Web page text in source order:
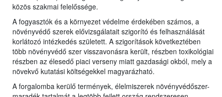
közös szakmai felelőssége.
A fogyasztók és a környezet védelme érdekében számos, a
növényvédő szerek elővizsgálatait szigorító és felhasználását
korlátozó intézkedés született. A szigorítások következtében
több növényvédő szer visszavonásra került, részben toxikológiai
részben az élesedő piaci verseny miatt gazdasági okból, mely a
növekvő kutatási költségekkel magyarázható.
A forgalomba kerülő termények, élelmiszerek növényvédőszer-